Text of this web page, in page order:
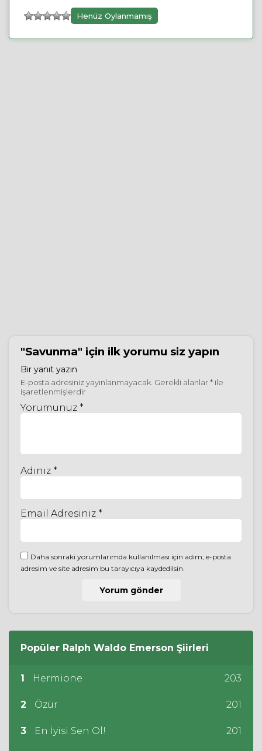
Henüz Oylanmamış
"Savunma" için ilk yorumu siz yapın
Bir yanıt yazın
E-posta adresiniz yayınlanmayacak. Gerekli alanlar* ile
işaretlenmişlerdir
Yorumunuz *
Adınız *
Email Adresiniz *
Daha sonraki yorumlarımda kullanılması için adım, e-posta
adresim ve site adresim bu tarayıcıya kaydedilsin.
Popüler Ralph Waldo Emerson Şiirleri
1 Hermione 203
2 Özür 201
3 En İyisi Sen Ol! 201